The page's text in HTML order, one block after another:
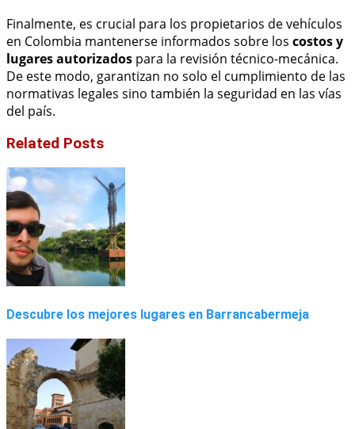
Finalmente, es crucial para los propietarios de vehículos
en Colombia mantenerse informados sobre los costos y
lugares autorizados para la revisión técnico-mecánica.
De este modo, garantizan no solo el cumplimiento de las
normativas legales sino también la seguridad en las vías
del país.
Related Posts
Descubre los mejores lugares en Barrancabermeja